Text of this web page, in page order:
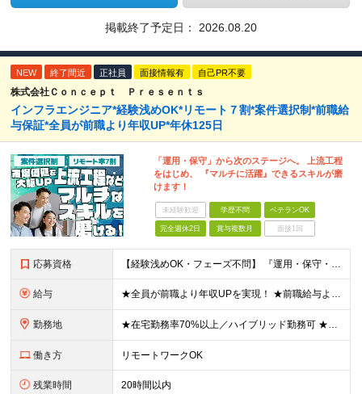
掲載終了予定日： 2026.08.20
NEW 終了間近 正社員 面接情報有 自己PR不要
株式会社Ｃｏｎｃｅｐｔ Ｐｒｅｓｅｎｔｓ
インフラエンジニア*経験浅めOK*リモート７割*案件選択制*前職給
与保証*全員が前職より年収UP*年休125日
「運用・保守」から次のステージへ。 上流工程
をはじめ、 『マルチに活躍』できるスキルが磨
けます！
未経験歓迎 学歴不問 ベテランOK
完全週休2日 賞与複数月 面接1回
応募資格 【経験浅めOK・フェーズ不問】 『運用・保守・監視の経験しかないが、設計構築へキャリアチェンジしたい！』 『将来が見えないので、マルチなスキルを身につけたい！』 などなど、今のフェーズに悩む『意欲が
給与 ★全員が前職より年収UPを実現！ ★前職給与より120％アップ実績あり ★前職給与を最大限に考慮 ★入社4年目で年収800万円の社員も在籍！ 年俸336万円～880万円（1/12を毎月支給）＋インセ
勤務地 ★在宅勤務率70%以上／ハイブリッド勤務可 ★転勤なし 本社または一都三県のプロジェクト先（東陽町、浜松町などメインは東京23区内）にて勤務いただきます！ 【本社】 東京都荒川区西日暮里5-10-
働き方 リモートワークOK
残業時間 20時間以内